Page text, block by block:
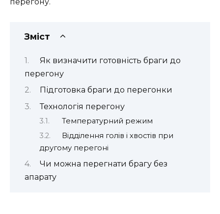
перегону.
Зміст
Як визначити готовність браги до
перегону
Підготовка браги до перегонки
Технологія перегону
Температурний режим
Відділення голів і хвостів при
другому перегоні
Чи можна перегнати брагу без
апарату